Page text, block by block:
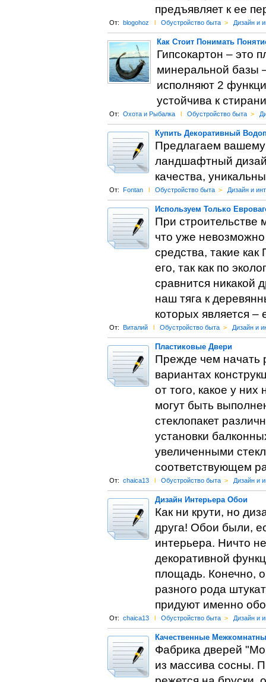
предъявляет к ее
От: blogohoz l Обустройство быта > Дизайн и
Как Стоит Понимать
Гипсокартон – это
минеральной базы
исполняют 2
устойчива к
От: Охота и Рыбалка l Обустройство быта >
Купить Декоративный
Предлагаем
ландшафтный
качества,
От: Fontan l Обустройство быта > Дизайн и
Используем Только
При строительстве
что уже
средства, такие
его, так как по
сравнится никакой
наш тяга к
которых является –
От: Виталий l Обустройство быта > Дизайн и
Пластиковые Двери
Прежде чем начать
вариантах
от того, какое у
могут быть
стеклопакет
установки
увеличенными
соответствующем
От: chaica13 l Обустройство быта > Дизайн и
Дизайн Интерьера Обои
Как ни крути, но
друга! Обои были,
интерьера. Ничто
декоративной
площадь. Конечно,
разного рода
придуют именно
От: chaica13 l Обустройство быта > Дизайн и
Качественные
Фабрика дверей
из массива сосны.